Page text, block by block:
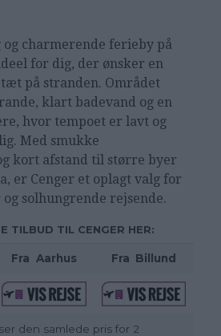
og charmerende ferieby på
for dig, der ønsker en
på stranden. Området
klart badevand og en
hvor tempoet er lavt og
Med smukke
kort afstand til større byer
er Cenger et oplagt valg for
solhungrende rejsende.
TILBUD TIL CENGER HER:
Fra _Aarhus Fra Billund
den samlede pris for 2